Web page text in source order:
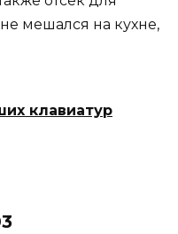
мешался на кухне,
клавиатур